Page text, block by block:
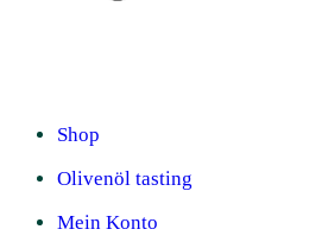
Shop
Olivenöl tasting
Mein Konto